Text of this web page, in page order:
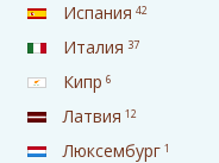
Испания 42
Италия 37
Кипр 6
Латвия 12
Люксембург 1